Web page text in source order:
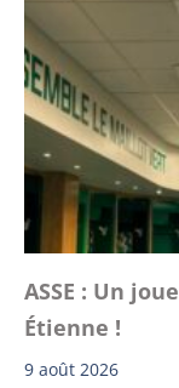
ASSE : Un
Étienne !
9 août 2026